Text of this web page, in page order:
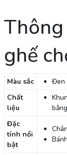
ghế
Màu sắc
Đen
Chất
liệu
Đặc
tính nổi
bật